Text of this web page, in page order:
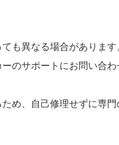
も異なる場合があります
のサポートにお問い合
め、自己修理せずに専